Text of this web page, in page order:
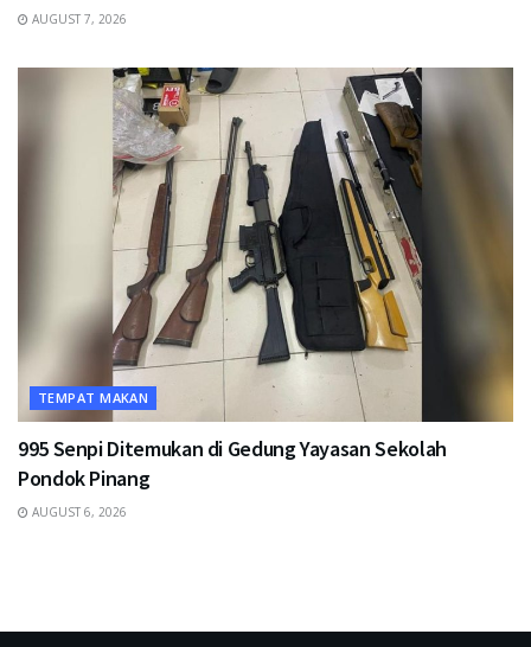
AUGUST 7, 2026
TEMPAT MAKAN
995 Senpi Ditemukan di Gedung Yayasan Sekolah
Pondok Pinang
AUGUST 6, 2026